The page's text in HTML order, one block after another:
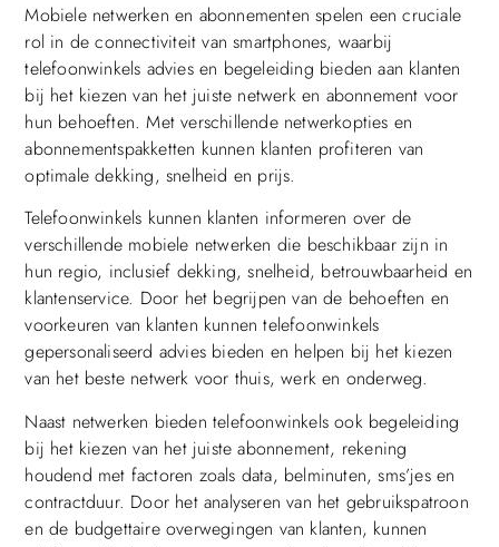
Mobiele netwerken en abonnementen spelen een cruciale
rol in de connectiviteit van smartphones, waarbij
telefoonwinkels advies en begeleiding bieden aan klanten
bij het kiezen van het juiste netwerk en abonnement voor
hun behoeften. Met verschillende netwerkopties en
abonnementspakketten kunnen klanten profiteren van
optimale dekking, snelheid en prijs.
Telefoonwinkels kunnen klanten informeren over de
verschillende mobiele netwerken die beschikbaar zijn in
hun regio, inclusief dekking, snelheid, betrouwbaarheid en
klantenservice. Door het begrijpen van de behoeften en
voorkeuren van klanten kunnen telefoonwinkels
gepersonaliseerd advies bieden en helpen bij het kiezen
van het beste netwerk voor thuis, werk en onderweg.
Naast netwerken bieden telefoonwinkels ook begeleiding
bij het kiezen van het juiste abonnement, rekening
houdend met factoren zoals data, belminuten, sms’jes en
contractduur. Door het analyseren van het gebruikspatroon
en de budgettaire overwegingen van klanten, kunnen